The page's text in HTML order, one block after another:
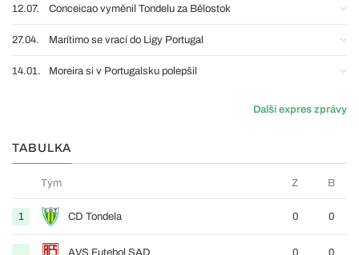
12.07. Conceicao vyměnil Tondelu za Bělostok
27.04. Marítimo se vrací do Ligy Portugal
14.01. Moreira si v Portugalsku polepšil
Další expres zprávy
TABULKA
Tým Z B
1 CD Tondela 0 0
AVS Futebol SAD 0 0